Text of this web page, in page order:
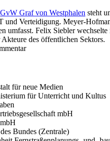
GvW Graf von Westphalen steht
und Verteidigung. Meyer-
umfasst. Felix Siebler
des öffentlichen Sektors.
für neue Medien
für Unterricht und Kultus
mbH
Bundes (Zentrale)